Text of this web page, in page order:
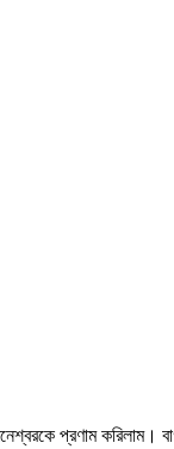
প্রণাম করিলাম।